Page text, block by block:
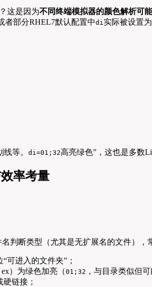
这是因为不同终端模拟器的颜色解析可
者部分RHEL7默认配置中di实际被设置
等。 di=01;32高亮绿色”，这也是多数
率考量
判断类型（尤其是无扩展名的文件），
进入的文件夹”；
）为绿色加亮（01;32 ，与目录类似但
链接；